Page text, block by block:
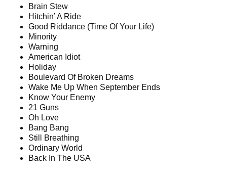
Brain Stew
Hitchin’ A Ride
Good Riddance (Time Of Your Life)
Minority
Warning
American Idiot
Holiday
Boulevard Of Broken Dreams
Wake Me Up When September Ends
Know Your Enemy
21 Guns
Oh Love
Bang Bang
Still Breathing
Ordinary World
Back In The USA